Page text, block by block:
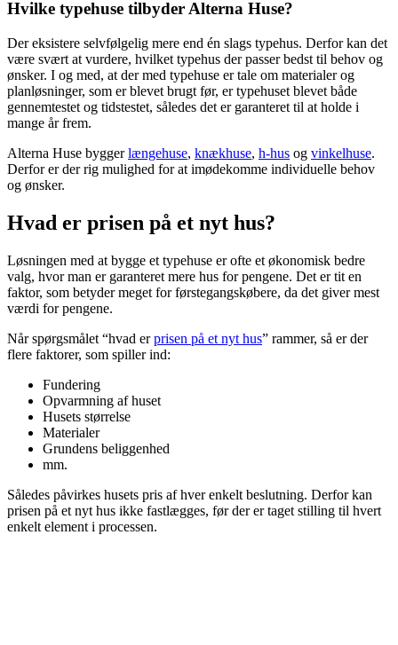
Hvilke typehuse tilbyder Alterna Huse?
Der eksistere selvfølgelig mere end én slags typehus. Derfor kan det
være svært at vurdere, hvilket typehus der passer bedst til behov og
ønsker. I og med, at der med typehuse er tale om materialer og
planløsninger, som er blevet brugt før, er typehuset blevet både
gennemtestet og tidstestet, således det er garanteret til at holde i
mange år frem.
Alterna Huse byggerlængehuse, knækhuse, h-hus og vinkelhuse.
Derfor er der rig mulighed for at imødekomme individuelle behov
og ønsker.
Hvad er prisen på et nyt hus?
Løsningen med at bygge et typehuse er ofte et økonomisk bedre
valg, hvor man er garanteret mere hus for pengene. Det er tit en
faktor, som betyder meget for førstegangskøbere, da det giver mest
værdi for pengene.
Når spørgsmålet “hvad erprisen på et nyt hus” rammer, så er der
flere faktorer, som spiller ind:
Fundering
Opvarmning af huset
Husets størrelse
Materialer
Grundens beliggenhed
mm.
Således påvirkes husets pris af hver enkelt beslutning. Derfor kan
prisen på et nyt hus ikke fastlægges, før der er taget stilling til hvert
enkelt element i processen.